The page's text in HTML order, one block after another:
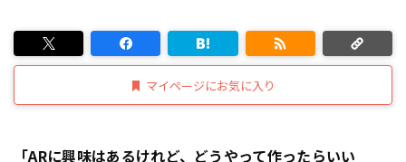
マイページにお気に入り
「ARに興味はあるけれど、どうやって作ったらいい